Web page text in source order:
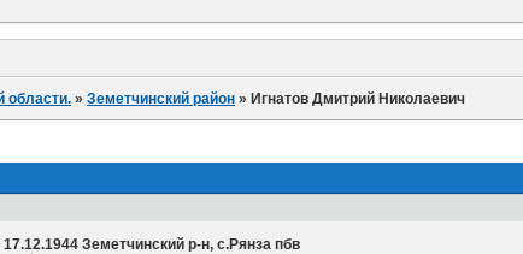
области. »Земетчинский район » Игнатов Дмитрий Николаевич
Земетчинский р-н, с.Рянза пбв